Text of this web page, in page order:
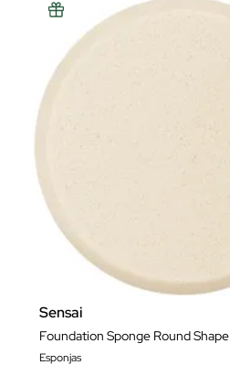
Sensai
Foundation Sponge Round Shape
Esponjas